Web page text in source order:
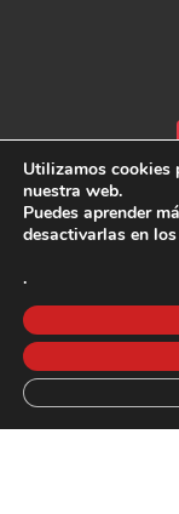
©2026
Utilizamos cookies
nuestra web.
Puedes aprender
desactivarlas en los
.